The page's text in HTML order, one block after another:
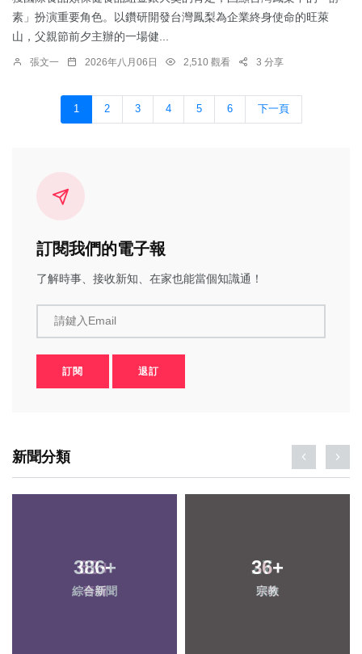
素」扮演重要角色。以鑽研開發台灣鳳梨為企業終身使命的旺萊
山，父親節前夕主辦的一場健...
張文一 2026年八月06日 2,510 觀看 3 分享
1 2 3 4 5 6 下一頁
訂閱我們的電子報
了解時事、接收新知、在家也能當個知識通！
請鍵入Email
訂閱 退訂
新聞分類
386+
綜合新聞
36+
宗教